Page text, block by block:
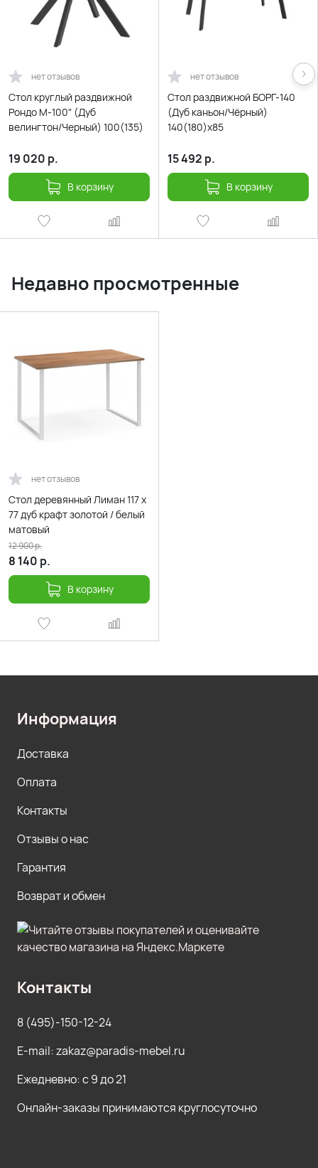
нет отзывов
Стол круглый раздвижной
Рондо М-100" (Дуб
велингтон/Черный) 100(135)
19 020 р.
В корзину
нет отзывов
Стол раздвижной БОРГ-140
(Дуб каньон/Чёрный)
140(180)х85
15 492 р.
В корзину
Недавно просмотренные
нет отзывов
Стол деревянный Лиман 117 x
77 дуб крафт золотой / белый
матовый
8 140 р.
12 900р.
В корзину
Информация
Доставка
Оплата
Контакты
Отзывы о нас
Гарантия
Возврат и обмен
Контакты
8 (495)-150-12-24
E-mail: zakaz@paradis-mebel.ru
Ежедневно: с 9 до 21
Онлайн-заказы принимаются круглосуточно